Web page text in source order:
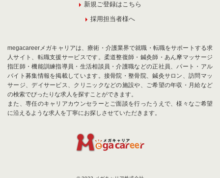
新規ご登録はこちら
採用担当者様へ
megacareerメガキャリアは、療術・介護業界で就職・転職をサポートする求
人サイト、転職支援サービスです。柔道整復師・鍼灸師・あん摩マッサージ
指圧師・機能訓練指導員・生活相談員・介護職などの正社員、パート・アル
バイト募集情報を掲載しています。接骨院・整骨院、鍼灸サロン、訪問マッ
サージ、デイサービス、クリニックなどの施設や、ご希望の年収・月給など
の検索でぴったりな求人を探すことができます。
また、専任のキャリアカウンセラーとご面談を行ったうえで、様々なご希望
に沿えるような求人を丁寧にお探しさせていただきます。